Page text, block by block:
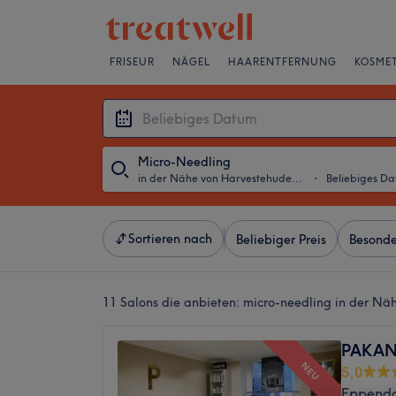
FRISEUR NÄGEL HAARENTFERNUNG
Micro-Needling
in der Nähe von Harvestehude, Hamburg ・ Beliebiges
Sortieren nach Beliebiger Preis
11 Salons die anbieten: micro-needling in der
NEU 5,0